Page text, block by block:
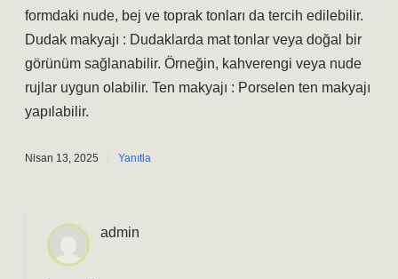
formdaki nude, bej ve toprak tonları da tercih edilebilir.
Dudak makyajı : Dudaklarda mat tonlar veya doğal bir
görünüm sağlanabilir. Örneğin, kahverengi veya nude
rujlar uygun olabilir. Ten makyajı : Porselen ten makyajı
yapılabilir.
Nisan 13, 2025 Yanıtla
admin